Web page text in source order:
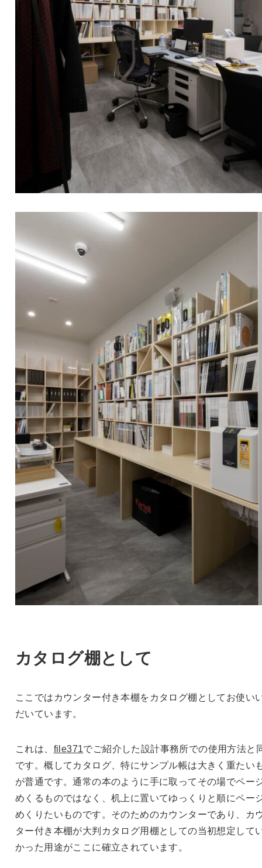
カタログ棚として
ここではカウンター付き本棚をカタログ棚としてお使い
だいています。
これは、 file371でご紹介した設計事務所での使用方法と
です。概してカタログ、特にサンプル帳は大きく重たい
が普通です。通常の本のように手に取ってその場でペー
めくるものではなく、机上に置いてゆっくりと順にペー
めくりたいものです。そのためのカウンターであり、カ
ター付き本棚が大判カタログ用棚としての当初想定して
かった用途がここに確立されています。